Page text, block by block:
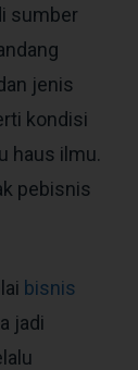
sumber
jenis
kondisi
haus ilmu.
pebisnis
bisnis
jadi